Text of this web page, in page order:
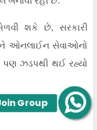
શકે છે, સરકારી
ઓનલાઈન સેવાઓનો
ઝડપથી થઈ રહ્યો
Group